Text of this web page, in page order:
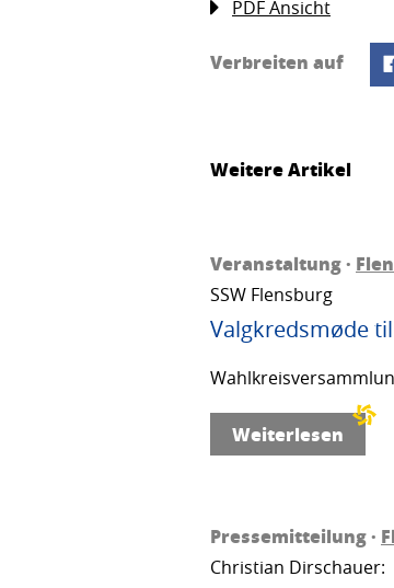
PDF Ansicht
Verbreiten auf
Weitere Artikel
Veranstaltung ·
SSW Flensburg
Valgkredsmøde
Weiterlesen
Pressemitteilung ·
Christian Dirschauer: